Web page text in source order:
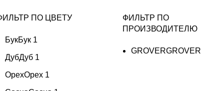
ПО ЦВЕТУ
БукБук 1
ДубДуб 1
ОрехОрех 1
ФИЛЬТР ПО
ПРОИЗВОДИТЕЛЮ
GROVERGROVER